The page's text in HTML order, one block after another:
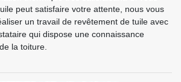
peut satisfaire votre attente, nous vous
un travail de revêtement de tuile avec
qui dispose une connaissance
la toiture.